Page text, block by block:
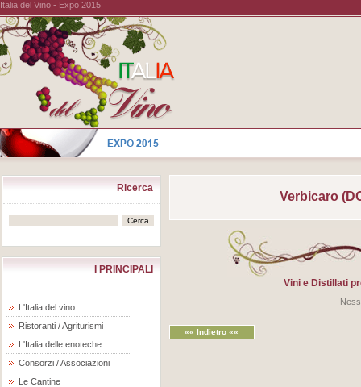
Italia del Vino - Expo 2015
Ricerca
I PRINCIPALI
L'Italia del vino
Ristoranti / Agriturismi
L'Italia delle enoteche
Consorzi / Associazioni
Le Cantine
Verbicaro
Vini e Distillati
«« Indietro ««